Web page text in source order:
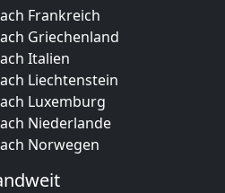
Frankreich
Griechenland
Italien
Liechtenstein
Luxemburg
Niederlande
Norwegen